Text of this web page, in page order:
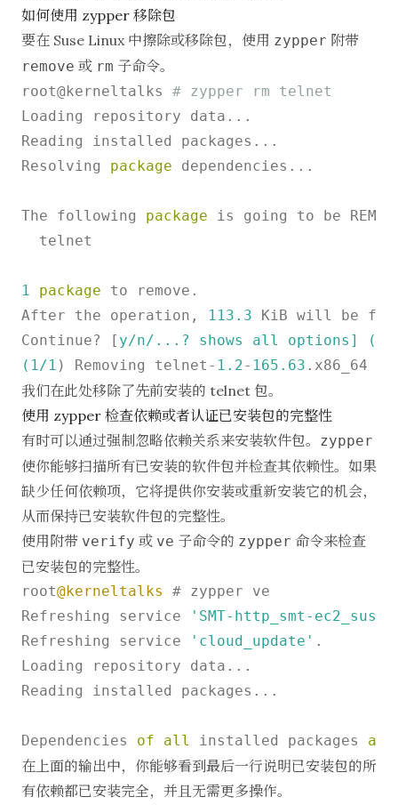
如何使用 zypper 移除包
要在 Suse Linux 中擦除或移除包，使用 zypper 附带
remove 或 rm 子命令。
root@kerneltalks # zypper rm telnet
Loading repository data...
Reading installed packages...
Resolving package dependencies...
The following package is going to be
  telnet
1 package to remove.
After the operation,
113.3 KiB will be
Continue? [ y/n/...? shows all options]
(1/1 ) Removing telnet- 1.2- 165.63
我们在此处移除了先前安装的 telnet 包。
使用 zypper 检查依赖或者认证已安装包的完整性
有时可以通过强制忽略依赖关系来安装软件包。 zypper
使你能够扫描所有已安装的软件包并检查其依赖性。如果
缺少任何依赖项，它将提供你安装或重新安装它的机会，
从而保持已安装软件包的完整性。
使用附带 verify 或 ve 子命令的 zypper 命令来检查
已安装包的完整性。
root@kerneltalks
# zypper ve
Refreshing service
'SMT-http_smt-
Refreshing service
'cloud_update' .
Loading repository data...
Reading installed packages...
Dependencies of all installed packages are
在上面的输出中，你能够看到最后一行说明已安装包的所
有依赖都已安装完全，并且无需更多操作。